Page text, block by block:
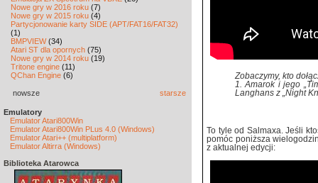
Nowe gry w 2016 roku (7)
Nowe gry w 2015 roku (4)
Partycjonowanie karty SIDE (APT/FAT16/FAT32)
(1)
BMPVIEW(34)
Atari ST dla opornych (75)
Nowe gry w 2014 roku (19)
Tritone engine (11)
QChan Engine (6)
nowsze starsze
Emulatory
Emulator Atari800Win
Emulator Atari800Win PLus 4.0 (Windows)
Emulator Atari++ (multiplatform)
Emulator Altirra (Windows)
Biblioteka Atarowca
Zobaczymy, kto
1. Amarok i jego
Langhans z „Night
To tyle od Salmaxa. Jeśli
pomóc poniższa
z aktualnej edycji: